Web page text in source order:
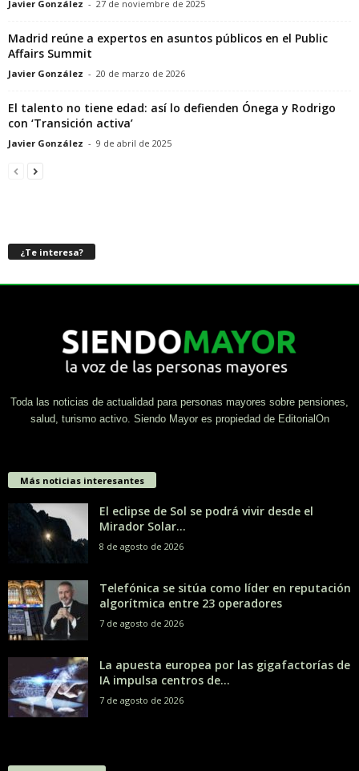
Javier González - 27 de noviembre de 2025
Madrid reúne a expertos en asuntos públicos en el Public
Affairs Summit
Javier González - 20 de marzo de 2026
El talento no tiene edad: así lo defienden Ónega y Rodrigo
con ‘Transición activa’
Javier González - 9 de abril de 2025
¿Te interesa?
Toda las noticias de actualidad para personas mayores sobre pensiones,
salud, turismo activo. Siendo Mayor es propiedad de EditorialOn
Más noticias interesantes
El eclipse de Sol se podrá vivir desde el
Mirador Solar...
8 de agosto de 2026
Telefónica se sitúa como líder en reputación
algorítmica entre 23 operadores
7 de agosto de 2026
La apuesta europea por las gigafactorías de
IA impulsa centros de...
7 de agosto de 2026